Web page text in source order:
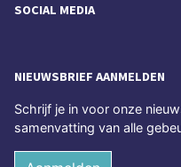
SOCIAL MEDIA
NIEUWSBRIEF AANMELDEN
Schrijf je in voor onze
samenvatting van alle